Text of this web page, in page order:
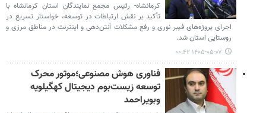
کرمانشاه- رئیس مجمع نمایندگان استان کرمانشاه با
تأکید بر نقش ارتباطات در توسعه، خواستار تسریع در
اجرای پروژه‌های فیبر نوری و رفع مشکلات آنتن‌دهی و اینترنت در مناطق مرزی و
روستایی استان شد.
۱۴۰۵-۰۵-۰۷ ۰۰:۴۲
فناوری هوش مصنوعی؛موتور محرک
توسعه زیست‌بوم دیجیتال کهگیلویه
وبویراحمد